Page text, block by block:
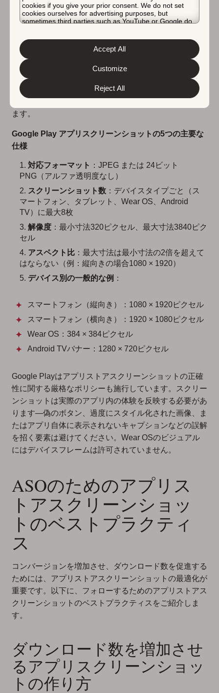
cookies if you give your prior consent. We do not set
cookies ourselves for advertising purposes, but
sometimes third parties such as YouTube or Google do.
about the protection of your personal data and the
different cookies we use, please read our
&
. You can customize your cookie settings
and preferences by clicking the “Customize” button.
Reject All
Customize
Accept All
ョットの要件
App Storeと同様に、Google Playにも特定のフォーマッ
トとサイズのルールがあり、アプリリスティングが異な
るAndroidデバイス間でプロフェッショナルに見えるよ
うにしています。これらの技術要件は、ビジュアル体験
を向上させ、クリエイティブがプロモーションプレース
ます。
Google Play アプリスクリーンショットの5つの主要な
仕様
対応フォーマット ：JPEG または 24ビット
PNG（アルファ透明度なし）
スクリーンショット数 ：デバイスタイプごと（ス
マートフォン、タブレット、Wear OS、Android
TV）に最大8枚
解像度 ：最小寸法320ピクセル、最大寸法3840ピク
セル
アスペクト比 ：最大寸法は最小寸法の2倍を超えて
はならない（例：縦向きの場合1080 × 1920）
デバイス別の一般的な例 ：
スマートフォン（縦向き）：1080 × 1920ピクセル
スマートフォン（横向き）：1920 × 1080ピクセル
Wear OS：384 × 384ピクセル
Android TVバナー：1280 × 720ピクセル
Google Playはアプリストアスクリーンショットの正確
性に関する厳格なポリシーも施行しています。スクリー
ンショットは実際のアプリ内の体験を反映する必要があ
ります—偽のボタン、過度にスタイル化された画像、ま
たはアプリ自体に表示されないキャプションなどの誤解
を招く要素は避けてください。Wear OSのビジュアル
にはデバイスフレームは許可されていません。
ASOのためのアプリス
トアスクリーンショッ
トのベストプラクティ
ス
コンバージョンを増加させ、ダウンロード数を促進する
ためには、アプリストアスクリーンショットの最適化が
重要です。以下に、フォローするためのアプリストアス
クリーンショットのベストプラクティスをご紹介しま
す。
ダウンロード数を増加させ
るアプリスクリーンショッ
トの作り方